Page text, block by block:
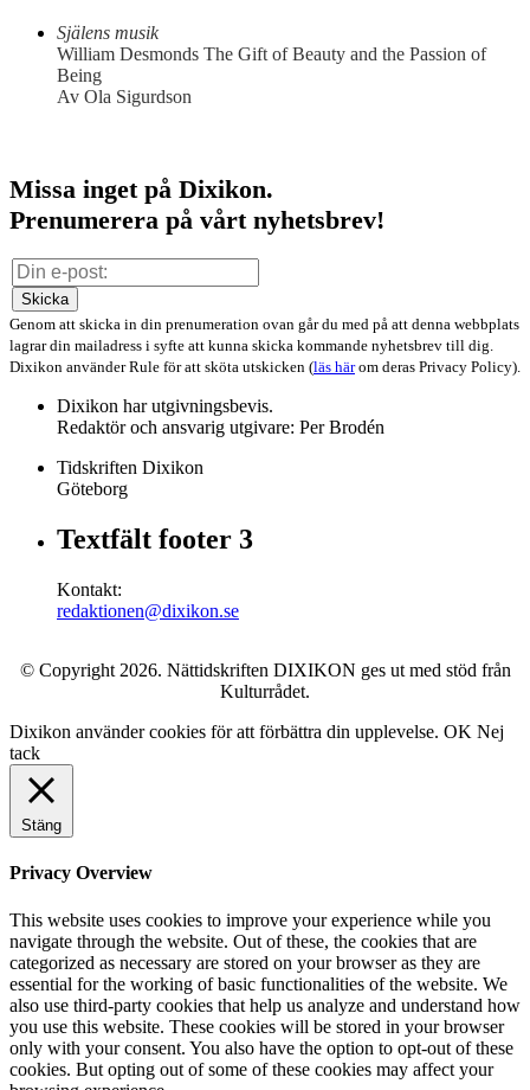
Själens musik
William Desmonds The Gift of Beauty and the Passion of
Being
Av Ola Sigurdson
Missa inget på Dixikon.
Prenumerera på vårt nyhetsbrev!
Skicka
Genom att skicka in din prenumeration ovan går du med på att denna webbplats
lagrar din mailadress i syfte att kunna skicka kommande nyhetsbrev till dig.
Dixikon använder Rule för att sköta utskicken (läs härom deras Privacy Policy).
Dixikon har utgivningsbevis.
Redaktör och ansvarig utgivare: Per Brodén
Tidskriften Dixikon
Göteborg
Textfält footer 3
Kontakt:
redaktionen@dixikon.se
© Copyright 2026. Nättidskriften DIXIKON ges ut med stöd från
Kulturrådet.
Dixikon använder cookies för att förbättra din upplevelse. OK Nej
tack
Stäng
Privacy Overview
This website uses cookies to improve your experience while you
navigate through the website. Out of these, the cookies that are
categorized as necessary are stored on your browser as they are
essential for the working of basic functionalities of the website. We
also use third-party cookies that help us analyze and understand how
you use this website. These cookies will be stored in your browser
only with your consent. You also have the option to opt-out of these
cookies. But opting out of some of these cookies may affect your